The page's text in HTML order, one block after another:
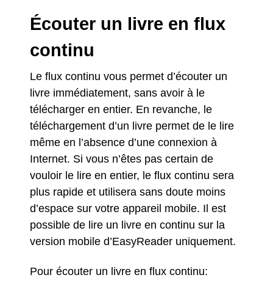
Écouter un livre en flux
continu
Le flux continu vous permet d’écouter un
livre immédiatement, sans avoir à le
télécharger en entier. En revanche, le
téléchargement d’un livre permet de le lire
même en l’absence d’une connexion à
Internet. Si vous n’êtes pas certain de
vouloir le lire en entier, le flux continu sera
plus rapide et utilisera sans doute moins
d’espace sur votre appareil mobile. Il est
possible de lire un livre en continu sur la
version mobile d’EasyReader uniquement.
Pour écouter un livre en flux continu: